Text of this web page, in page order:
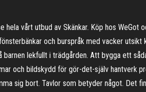
vårt utbud av Skänkar. Köp hos
och burspråk med vacker
lekfullt i trädgården. Att bygga ett
och bildskydd för gör-det-själv hantverk
sig bort. Tavlor som betyder något. Det